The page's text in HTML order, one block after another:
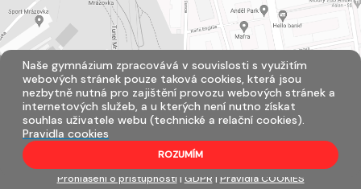
Všechna práva vyhrazena. Copyright © 2026 | Přihlásit
Prohlášení o přístupnosti | GDPR | Pravidla COOKIES
Naše gymnázium zpracovává v souvislosti s využitím
webových stránek pouze taková cookies, která jsou
nezbytně nutná pro zajištění provozu webových stránek a
internetových služeb, a u kterých není nutno získat
souhlas uživatele webu (technické a relační cookies).
Pravidla cookies
ROZUMÍM